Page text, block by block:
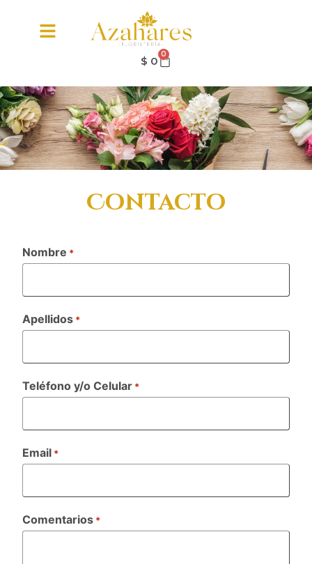
$ 0 0
Contacto
Nombre *
Apellidos *
Teléfono y/o Celular *
Email *
Comentarios *